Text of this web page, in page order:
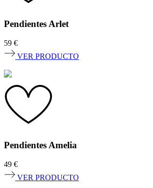
Pendientes Arlet
59 €
VER PRODUCTO
Pendientes Amelia
49 €
VER PRODUCTO